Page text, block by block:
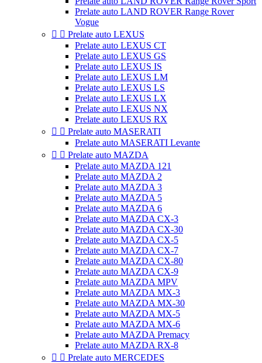
Prelate auto LAND ROVER Range Rover
Vogue
  Prelate auto LEXUS
Prelate auto LEXUS CT
Prelate auto LEXUS GS
Prelate auto LEXUS IS
Prelate auto LEXUS LM
Prelate auto LEXUS LS
Prelate auto LEXUS LX
Prelate auto LEXUS NX
Prelate auto LEXUS RX
  Prelate auto MASERATI
Prelate auto MASERATI Levante
  Prelate auto MAZDA
Prelate auto MAZDA 121
Prelate auto MAZDA 2
Prelate auto MAZDA 3
Prelate auto MAZDA 5
Prelate auto MAZDA 6
Prelate auto MAZDA CX-3
Prelate auto MAZDA CX-30
Prelate auto MAZDA CX-5
Prelate auto MAZDA CX-7
Prelate auto MAZDA CX-80
Prelate auto MAZDA CX-9
Prelate auto MAZDA MPV
Prelate auto MAZDA MX-3
Prelate auto MAZDA MX-30
Prelate auto MAZDA MX-5
Prelate auto MAZDA MX-6
Prelate auto MAZDA Premacy
Prelate auto MAZDA RX-8
  Prelate auto MERCEDES